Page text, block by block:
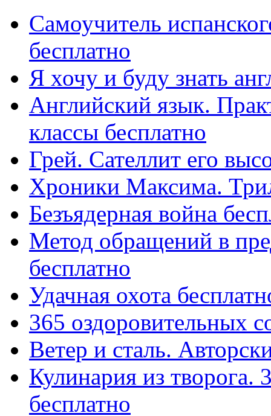
Самоучитель
бесплатно
Я хочу и буду знать
Английский язык.
классы бесплатно
Грей. Сателлит его
Хроники Максима.
Безъядерная война
Метод обращений в
бесплатно
Удачная охота
365 оздоровительных
Ветер и сталь.
Кулинария из
бесплатно